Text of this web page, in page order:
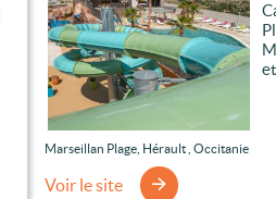
Marseillan Plage, Hérault , Occitanie
Voir le site